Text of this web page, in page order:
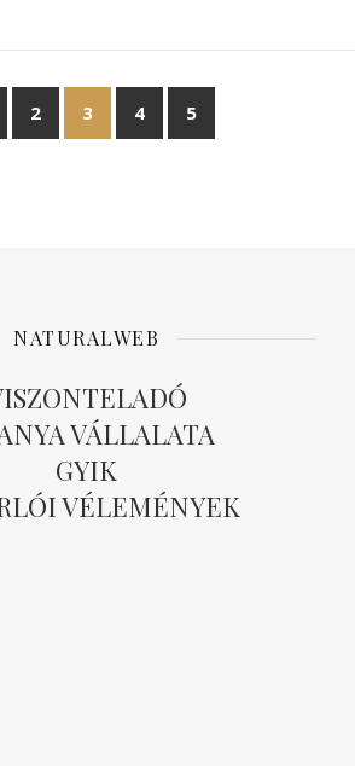
2 3 4 5
NATURALWEB
VÁLLALATA
GYIK
VÉLEMÉNYEK